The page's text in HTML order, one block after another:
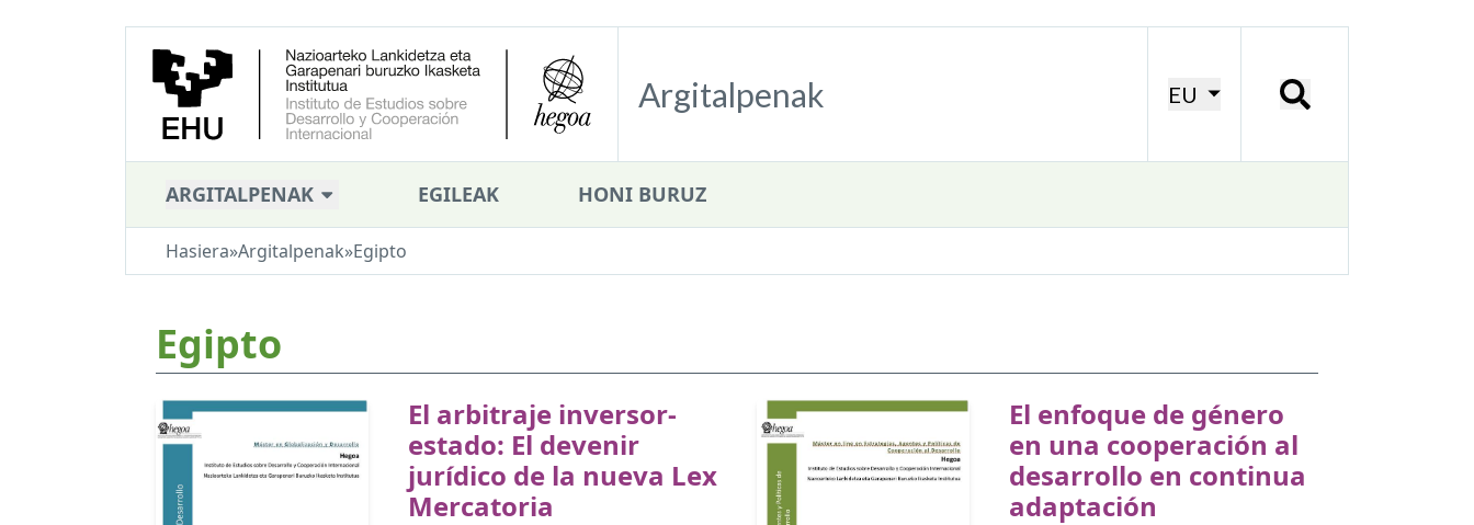
Argitalpenak EU
ARGITALPENAK EGILEAK HONI BURUZ
Hasiera»Argitalpenak»Egipto
Egipto
El arbitraje inversor-
estado: El devenir
jurídico de la nueva Lex
Mercatoria
El enfoque de género
en una cooperación al
desarrollo en continua
adaptación